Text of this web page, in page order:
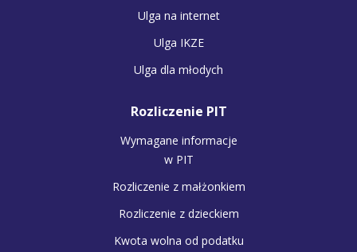
Ulga na internet
Ulga IKZE
Ulga dla młodych
Rozliczenie PIT
Wymagane informacje
w PIT
Rozliczenie z małżonkiem
Rozliczenie z dzieckiem
Kwota wolna od podatku